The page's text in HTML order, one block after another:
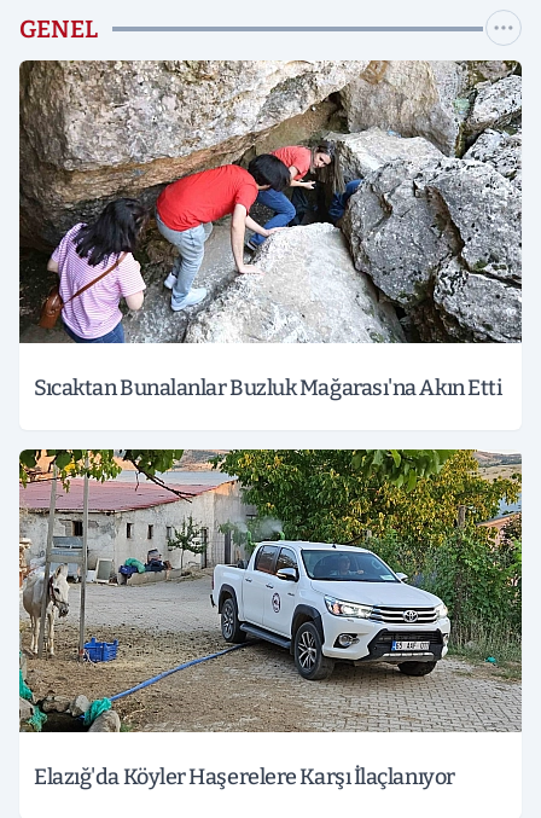
GENEL
Sıcaktan Bunalanlar Buzluk Mağarası'na Akın Etti
Elazığ'da Köyler Haşerelere Karşı İlaçlanıyor